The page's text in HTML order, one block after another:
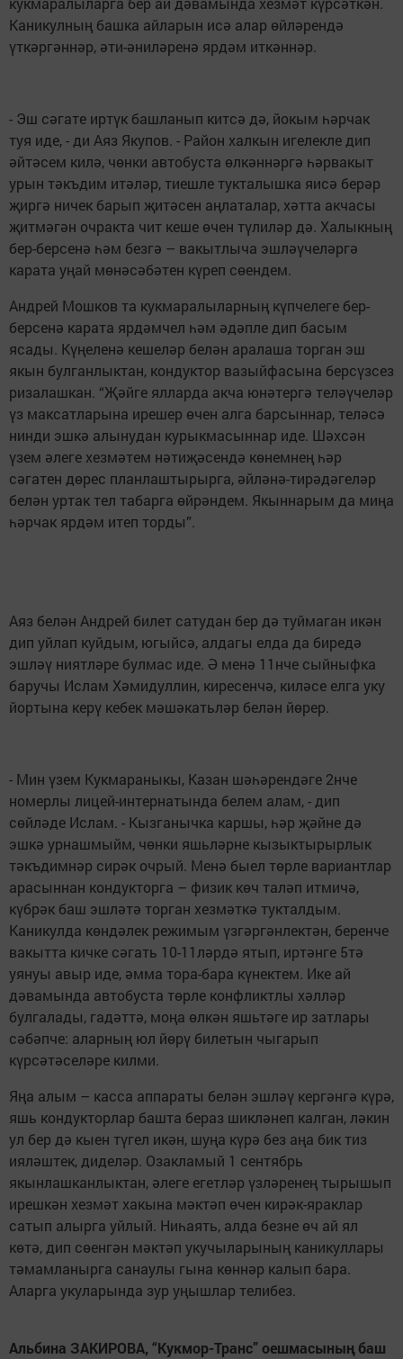
Каникулның башка айларын исә алар өйләрендә
үткәргәннәр, әти-әниләренә ярдәм иткәннәр.
- Эш сәгате иртүк башланып китсә дә, йокым һәрчак
туя иде, - ди Аяз Якупов. - Район халкын игелекле дип
әйтәсем килә, чөнки автобуста өлкәннәргә һәрвакыт
урын тәкъдим итәләр, тиешле тукталышка яисә берәр
җиргә ничек барып җитәсен аңлаталар, хәтта акчасы
җитмәгән очракта чит кеше өчен түлиләр дә. Халыкның
бер-берсенә һәм безгә – вакытлыча эшләүчеләргә
карата уңай мөнәсәбәтен күреп сөендем.
Андрей Мошков та кукмаралыларның күпчелеге бер-
берсенә карата ярдәмчел һәм әдәпле дип басым
ясады. Күңеленә кешеләр белән аралаша торган эш
якын булганлыктан, кондуктор вазыйфасына берсүзсез
ризалашкан. “Җәйге ялларда акча юнәтергә теләүчеләр
үз максатларына ирешер өчен алга барсыннар, теләсә
нинди эшкә алынудан курыкмасыннар иде. Шәхсән
үзем әлеге хезмәтем нәтиҗәсендә көнемнең һәр
сәгатен дөрес планлаштырырга, әйләнә-тирәдәгеләр
белән уртак тел табарга өйрәндем. Якыннарым да миңа
һәрчак ярдәм итеп торды”.
Аяз белән Андрей билет сатудан бер дә туймаган икән
дип уйлап куйдым, югыйсә, алдагы елда да биредә
эшләү ниятләре булмас иде. Ә менә 11нче сыйныфка
баручы Ислам Хәмидуллин, киресенчә, киләсе елга уку
йортына керү кебек мәшәкатьләр белән йөрер.
- Мин үзем Кукмараныкы, Казан шәһәрендәге 2нче
номерлы лицей-интернатында белем алам, - дип
сөйләде Ислам. - Кызганычка каршы, һәр җәйне дә
эшкә урнашмыйм, чөнки яшьләрне кызыктырырлык
тәкъдимнәр сирәк очрый. Менә быел төрле вариантлар
арасыннан кондукторга – физик көч таләп итмичә,
күбрәк баш эшләтә торган хезмәткә тукталдым.
Каникулда көндәлек режимым үзгәргәнлектән, беренче
вакытта кичке сәгать 10-11ләрдә ятып, иртәнге 5тә
уянуы авыр иде, әмма тора-бара күнектем. Ике ай
дәвамында автобуста төрле конфликтлы хәлләр
булгалады, гадәттә, моңа өлкән яшьтәге ир затлары
сәбәпче: аларның юл йөрү билетын чыгарып
күрсәтәселәре килми.
Яңа алым – касса аппараты белән эшләү кергәнгә күрә,
яшь кондукторлар башта бераз шикләнеп калган, ләкин
ул бер дә кыен түгел икән, шуңа күрә без аңа бик тиз
ияләштек, диделәр. Озакламый 1 сентябрь
якынлашканлыктан, әлеге егетләр үзләренең тырышып
ирешкән хезмәт хакына мәктәп өчен кирәк-яраклар
сатып алырга уйлый. Ниһаять, алда безне өч ай ял
көтә, дип сөенгән мәктәп укучыларының каникуллары
тәмамланырга санаулы гына көннәр калып бара.
Аларга укуларында зур уңышлар телибез.
Альбина ЗАКИРОВА, “Кукмор-Транс” оешмасының баш